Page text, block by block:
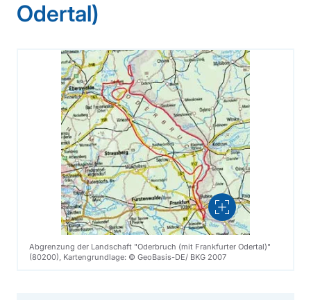
Odertal)
Vergrößern
Abgrenzung der Landschaft "Oderbruch (mit Frankfurter Odertal)"
(80200), Kartengrundlage: © GeoBasis-DE/ BKG 2007